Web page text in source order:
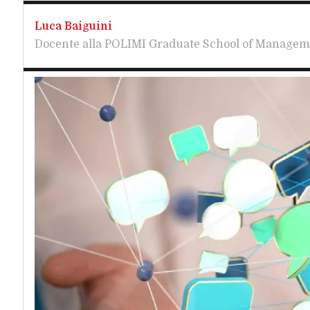
Luca Baiguini
Docente alla POLIMI Graduate School of